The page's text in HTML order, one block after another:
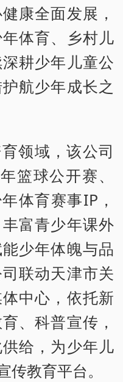
康全面发展，
体育、乡村儿
耕少年儿童公
航少年成长之
领域，该公司
篮球公开赛、
体育赛事IP，
富青少年课外
少年体魄与品
联动天津市关
中心，依托新
、科普宣传，
给，为少年儿
教育平台。